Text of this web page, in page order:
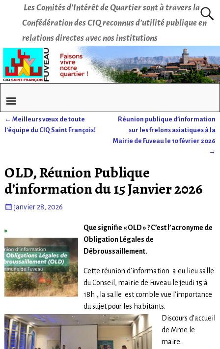
Les Comités d’Intérêt de Quartier sont à travers la
Confédération des CIQ reconnus d’utilité publique en
relations directes avec nos institutions
Navigation des articles
← Meilleurs vœux de toute
l’équipe du CIQ Saint François!
Réunion publique d’information
sur les frelons asiatiques à la
Mairie de Fuveau le 10 février 2026
→
OLD, Réunion Publique
d’information du 15 Janvier 2026
janvier 28, 2026
Que signifie « OLD » ? C’est l’acronyme de
Obligation Légales de
Débroussaillement.
Cette réunion d’information a eu lieu salle
du Conseil, mairie de Fuveau le jeudi 15 à
18h , la salle est comble vue l’importance
du sujet pour les habitants.
Discours d’accueil
de Mme le
maire.